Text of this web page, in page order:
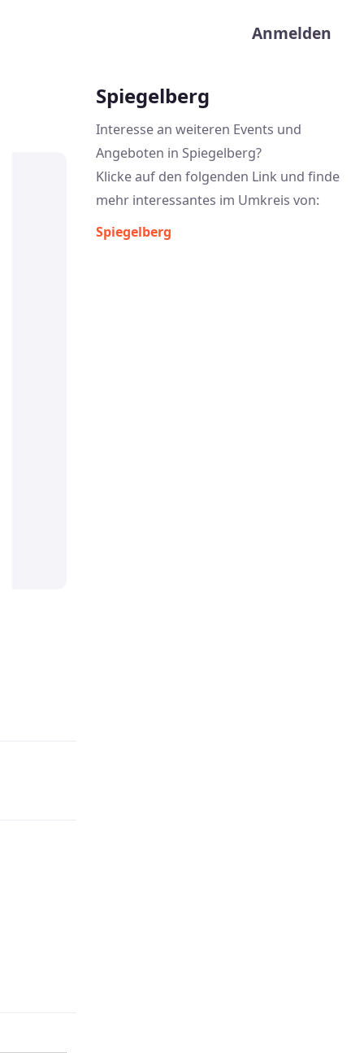
User
Anmelden
Spiegelberg
Interesse an weiteren Events und
Angeboten in Spiegelberg?
Klicke auf den folgenden Link und finde
mehr interessantes im Umkreis von:
Spiegelberg